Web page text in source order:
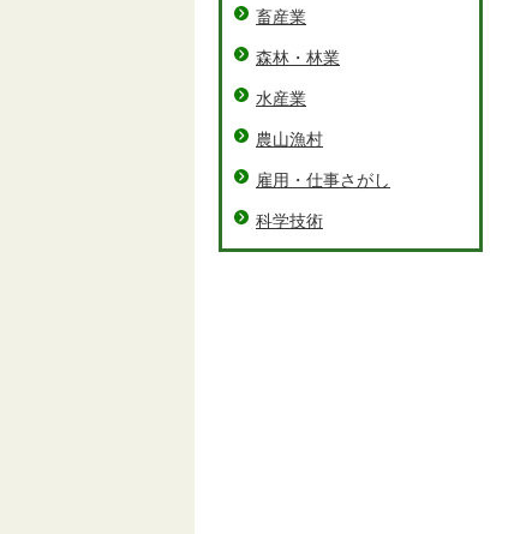
畜産業
森林・林業
水産業
農山漁村
雇用・仕事さがし
科学技術